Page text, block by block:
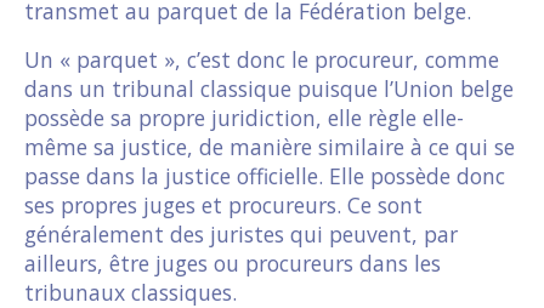
transmet au parquet de la Fédération belge.
Un « parquet », c’est donc le procureur, comme
dans un tribunal classique puisque l’Union belge
possède sa propre juridiction, elle règle elle-
même sa justice, de manière similaire à ce qui se
passe dans la justice officielle. Elle possède donc
ses propres juges et procureurs. Ce sont
généralement des juristes qui peuvent, par
ailleurs, être juges ou procureurs dans les
tribunaux classiques.